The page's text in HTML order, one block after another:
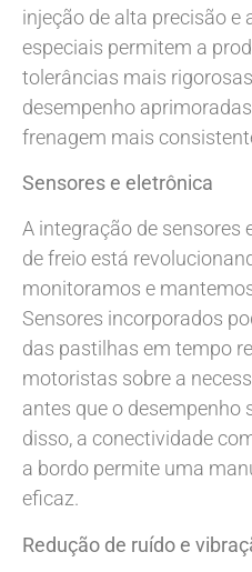
injeção de alta precisão e
especiais permitem a
tolerâncias mais
desempenho
frenagem mais
Sensores e eletrônica
A integração de sensores
de freio está
monitoramos e
Sensores incorporados
das pastilhas em tempo
motoristas sobre a
antes que o desempenho
disso, a conectividade
a bordo permite uma
eficaz.
Redução de ruído e